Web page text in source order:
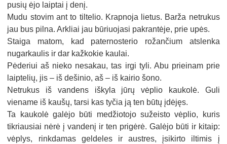
pusių ėjo laiptai į denį.
Mudu stovim ant to tiltelio. Krapnoja lietus. Barža netrukus
jau bus pilna. Arkliai jau būriuojasi pakrantėje, prie upės.
Staiga matom, kad paternosterio rožančium atslenka
nugarkaulis ir dar kažkokie kaulai.
Pėderiui aš nieko nesakau, tas irgi tyli. Abu prieinam prie
laiptelių, jis – iš dešinio, aš – iš kairio šono.
Netrukus iš vandens iškyla jūrų vėplio kaukolė. Guli
viename iš kaušų, tarsi kas tyčia ją ten būtų įdėjęs.
Ta kaukolė galėjo būti medžiotojo sužeisto vėplio, kuris
tikriausiai nėrė į vandenį ir ten prigėrė. Galėjo būti ir kitaip:
vėplys, rinkdamas geldeles ir austres, įsikirto iltimis į